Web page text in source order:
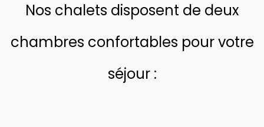
Nos chalets disposent de deux
chambres confortables pour votre
séjour :